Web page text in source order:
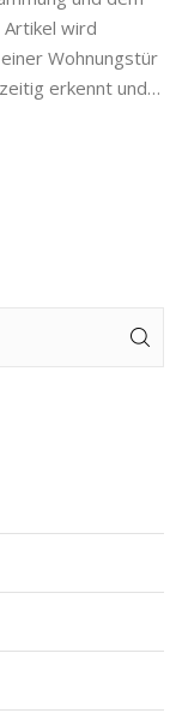
wird
Wohnungstür
erkennt und